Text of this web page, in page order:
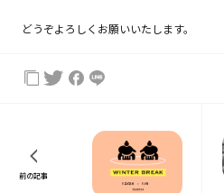
どうぞよろしくお願いいたします。
前の記事